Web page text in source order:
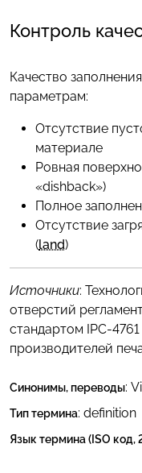
Контроль
Качество
параметрам:
Отсутствие
материале
Ровная
«dishback»)
Полное
Отсутствие
(land)
Источники:
отверстий
стандартом IPC-
производителей
Синонимы, переводы:
Тип термина: definition
Язык термина (ISO код,